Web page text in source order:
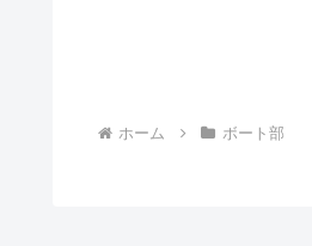
ホーム ボート部